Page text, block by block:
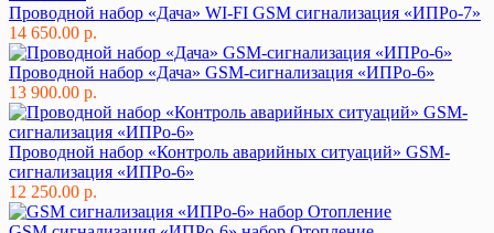
Проводной набор «Дача» WI-FI GSM сигнализация «ИПРо-7»
14 650.00 р.
Проводной набор «Дача» GSM-сигнализация «ИПРо-6»
13 900.00 р.
Проводной набор «Контроль аварийных ситуаций» GSM-
сигнализация «ИПРо-6»
12 250.00 р.